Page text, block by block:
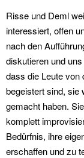
Risse und Deml
interessiert, offen
nach den
diskutieren und
dass die Leute von
begeistert sind, sie
gemacht haben.
komplett
Bedürfnis, ihre
erschaffen und zu